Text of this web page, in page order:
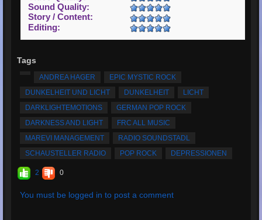
Sound Quality:
Story / Content:
Editing:
Tags
ANDREA HAGER
EPIC MYSTIC ROCK
DUNKELHEIT UND LICHT
DUNKELHEIT
LICHT
DARKLIGHTEMOTIONS
GERMAN POP ROCK
DARKNESS AND LIGHT
FRC ALL MUSIC
MAREVI MANAGEMENT
RADIO SOUNDSTADL
SCHAUSTELLER RADIO
POP ROCK DEPRESSIONEN
2 0
You must be logged in to post a comment